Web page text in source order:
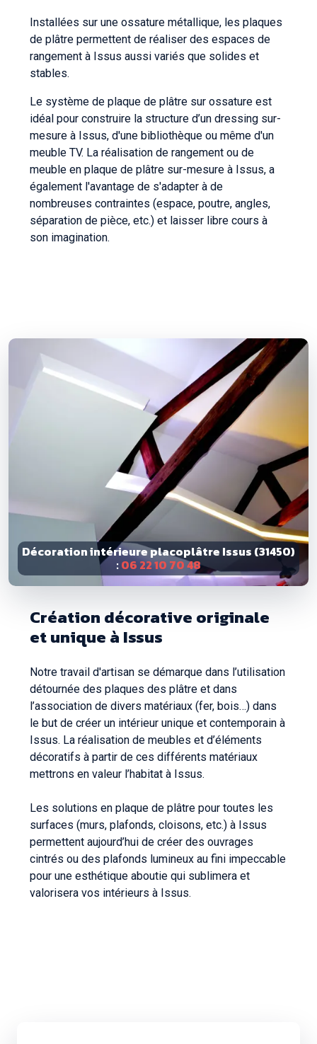
Installées sur une ossature métallique, les plaques
de plâtre permettent de réaliser des espaces de
rangement à Issus aussi variés que solides et
stables.
Le système de plaque de plâtre sur ossature est
idéal pour construire la structure d’un dressing sur-
mesure à Issus, d'une bibliothèque ou même d'un
meuble TV. La réalisation de rangement ou de
meuble en plaque de plâtre sur-mesure à Issus, a
également l'avantage de s'adapter à de
nombreuses contraintes (espace, poutre, angles,
séparation de pièce, etc.) et laisser libre cours à
son imagination.
Décoration intérieure placoplâtre Issus (31450)
:06 22 10 70 48
Création décorative originale
et unique à Issus
Notre travail d'artisan se démarque dans l’utilisation
détournée des plaques des plâtre et dans
l’association de divers matériaux (fer, bois…) dans
le but de créer un intérieur unique et contemporain à
Issus. La réalisation de meubles et d’éléments
décoratifs à partir de ces différents matériaux
mettrons en valeur l’habitat à Issus.
Les solutions en plaque de plâtre pour toutes les
surfaces (murs, plafonds, cloisons, etc.) à Issus
permettent aujourd’hui de créer des ouvrages
cintrés ou des plafonds lumineux au fini impeccable
pour une esthétique aboutie qui sublimera et
valorisera vos intérieurs à Issus.